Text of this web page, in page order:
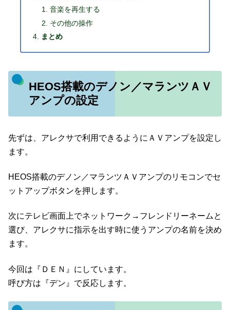
音楽を再生する
その他の操作
まとめ
HEOS搭載のデノン／マランツＡＶ
アンプの設定
先ずは、アレクサで利用できるようにＡＶアンプを設定し
ます。
HEOS搭載のデノン／マランツＡＶアンプのリモコンでセ
ットアップボタンを押します。
次にテレビ画面上でネットワーク→フレンドリーネームと
選び、アレクサに指示を出す時に使うアンプの名前を決め
ます。
今回は『ＤＥＮ』にしています。
呼び方は『デン』で反応します。